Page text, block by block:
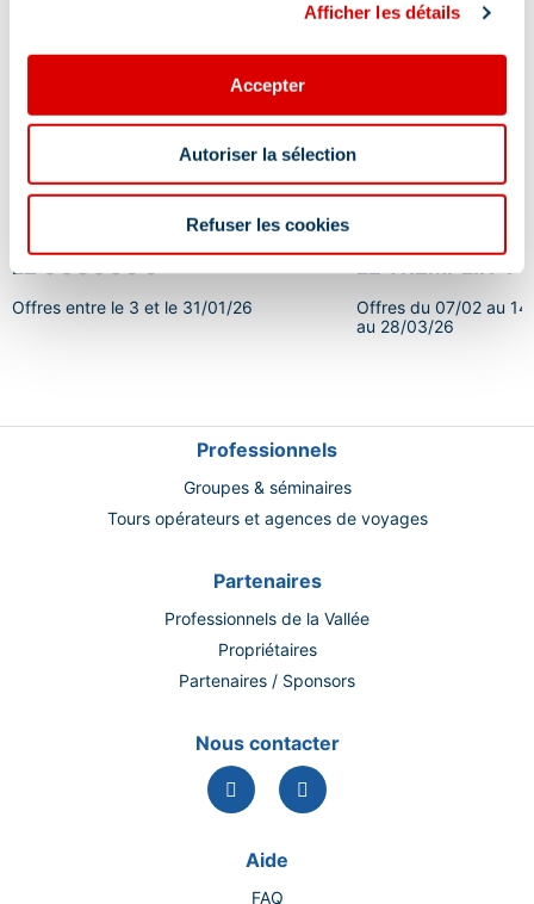
Afficher les détails
Accepter
Autoriser la sélection
Refuser les cookies
LE COUCOU 5*
Offres entre le 3 et le 31/01/26
LE TREMPLIN 4*
Offres du 07/02 au
au 28/03/26
Professionnels
Groupes & séminaires
Tours opérateurs et agences de voyages
Partenaires
Professionnels de la Vallée
Propriétaires
Partenaires / Sponsors
Nous contacter
Aide
FAQ